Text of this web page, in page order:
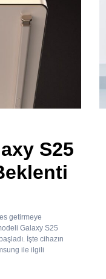
S25
getirmeye
Galaxy S25
İşte cihazın
ile ilgili